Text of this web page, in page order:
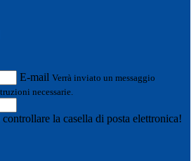
E-mail Verrà inviato un messaggio
necessarie.
la casella di posta elettronica!